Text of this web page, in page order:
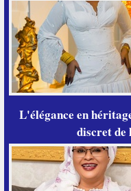
L'élégance en
discret de